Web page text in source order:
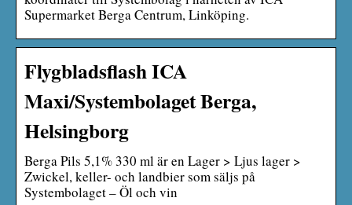
Supermarket Berga Centrum, Linköping.
Flygbladsflash ICA
Maxi/Systembolaget Berga,
Helsingborg
Berga Pils 5,1% 330 ml är en Lager > Ljus lager >
Zwickel, keller- och landbier som säljs på
Systembolaget – Öl och vin